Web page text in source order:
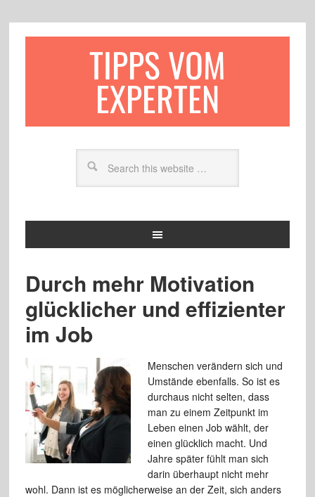
TIPPS VOM
EXPERTEN
Durch mehr Motivation
glücklicher und effizienter
im Job
Menschen verändern sich und
Umstände ebenfalls. So ist es
durchaus nicht selten, dass
man zu einem Zeitpunkt im
Leben einen Job wählt, der
einen glücklich macht. Und
Jahre später fühlt man sich
darin überhaupt nicht mehr
wohl. Dann ist es möglicherweise an der Zeit, sich anders